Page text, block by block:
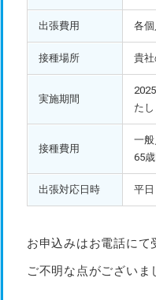
出張費用 各
接種場所 貴
実施期間
た
接種費用
一般
65
出張対応日時 平
お申込みはお電話にて
ご不明な点がござい